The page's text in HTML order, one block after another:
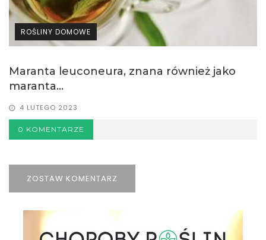
ROŚLINY DOMOWE
Maranta leuconeura, znana również jako
maranta...
4 LUTEGO 2023
0 KOMENTARZE
ZOSTAW KOMENTARZ